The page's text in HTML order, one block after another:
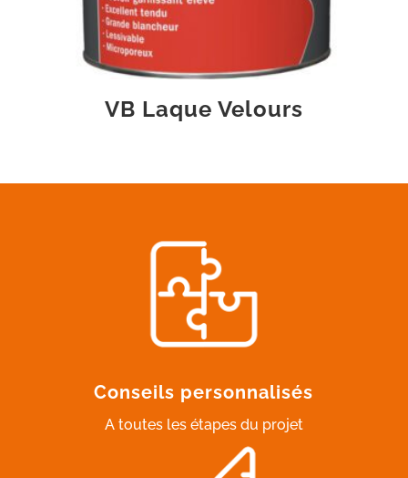
VB Laque Velours
Conseils personnalisés
A toutes les étapes du projet